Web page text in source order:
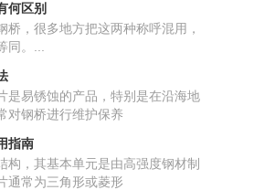
何区别
桥，很多地方把这两种称呼混用，
。...
是易锈蚀的产品，特别是在沿海地
对钢桥进行维护保养
指南
构，其基本单元是由高强度钢材制
通常为三角形或菱形